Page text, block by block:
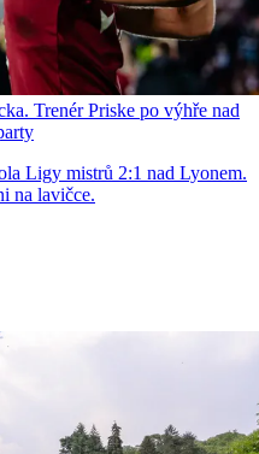
Trenér Priske po výhře nad
Ligy mistrů 2:1 nad Lyonem.
na lavičce.